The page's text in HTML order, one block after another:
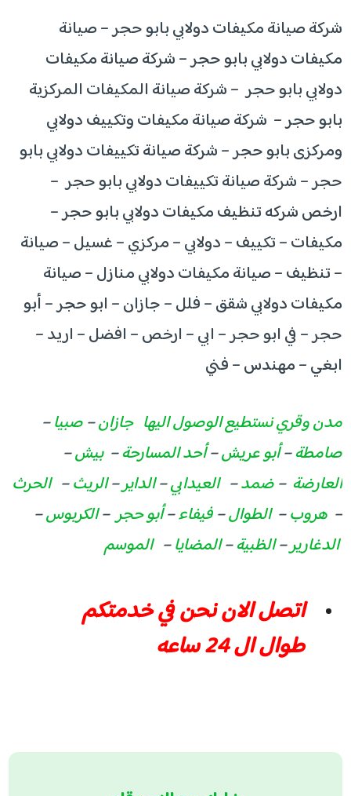
شركة صيانة مكيفات دولابي بابو حجر – صيانة
مكيفات دولابي بابو حجر – شركة صيانة مكيفات
دولابي بابو حجر – شركة صيانة المكيفات المركزية
بابو حجر – شركة صيانة مكيفات وتكييف دولابي
ومركزى بابو حجر – شركة صيانة تكييفات دولابي بابو
حجر – شركة صيانة تكييفات دولابي بابو حجر –
ارخص شركه تنظيف مكيفات دولابي بابو حجر –
مكيفات – تكييف – دولابي – مركزي – غسيل – صيانة
– تنظيف – صيانة مكيفات دولابي منازل – صيانة
مكيفات دولابي شقق – فلل – جازان – ابو حجر – أبو
حجر – في ابو حجر – ابي – ارخص – افضل – اريد –
ابغي – مهندس – فني
مدن وقري نستطيع الوصول اليها جازان–صبيا–
صامطة–أبو عريش–أحد المسارحة– بيش–
العارضة –ضمد– العيدابي–الداير–الريث– الحرث
– هروب– الطوال–فيفاء–أبو حجر–الكربوس–
الدغارير–الظبية–المضايا– الموسم
اتصل الان نحن في خدمتكم
طوال ال 24 ساعه